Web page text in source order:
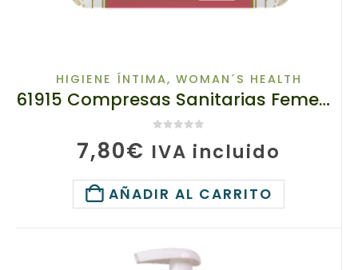
HIGIENE ÍNTIMA, WOMAN´S HEALTH
61915 Compresas Sanitarias Femeninas «Frescura de Jade» con Aniones y Hierbas, 20Un
7,80€ IVA incluido
AÑADIR AL CARRITO